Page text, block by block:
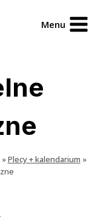
Menu
»Plecy + kalendarium »